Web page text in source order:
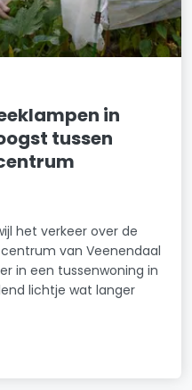
in
tussen
het verkeer over de
van Veenendaal
in een tussenwoning in
lichtje wat langer